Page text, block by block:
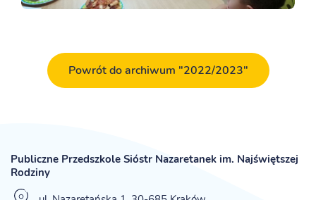
Powrót do archiwum "2022/2023"
Publiczne Przedszkole Sióstr Nazaretanek im. Najświętszej
Rodziny